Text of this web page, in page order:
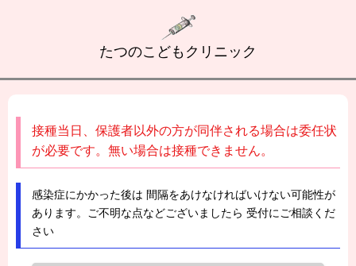
たつのこどもクリニック
接種当日、保護者以外の方が同伴される場合は委任状
が必要です。無い場合は接種できません。
感染症にかかった後は 間隔をあけなければいけない可能性が
あります。ご不明な点などございましたら 受付にご相談くだ
さい